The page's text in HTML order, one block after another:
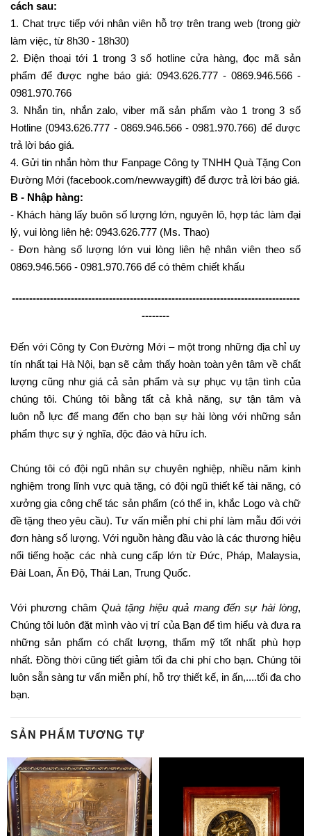
cách sau:
1. Chat trực tiếp với nhân viên hỗ trợ trên trang web (trong giờ
làm việc, từ 8h30 - 18h30)
2. Điện thoại tới 1 trong 3 số hotline cửa hàng, đọc mã sản
phẩm để được nghe báo giá: 0943.626.777 - 0869.946.566 -
0981.970.766
3. Nhắn tin, nhắn zalo, viber mã sản phẩm vào 1 trong 3 số
Hotline (0943.626.777 - 0869.946.566 - 0981.970.766) để được
trả lời báo giá.
4. Gửi tin nhắn hòm thư Fanpage Công ty TNHH Quà Tặng Con
Đường Mới (facebook.com/newwaygift) để được trả lời báo giá.
B - Nhập hàng:
- Khách hàng lấy buôn số lượng lớn, nguyên lô, hợp tác làm đại
lý, vui lòng liên hệ: 0943.626.777 (Ms. Thao)
- Đơn hàng số lượng lớn vui lòng liên hệ nhân viên theo số
0869.946.566 - 0981.970.766 để có thêm chiết khấu
-----------------------------------------------------------------------------------
--------
Đến với Công ty Con Đường Mới – một trong những địa chỉ uy
tín nhất tại Hà Nội, bạn sẽ cảm thấy hoàn toàn yên tâm về chất
lượng cũng như giá cả sản phẩm và sự phục vụ tận tình của
chúng tôi. Chúng tôi bằng tất cả khả năng, sự tận tâm và
luôn nỗ lực để mang đến cho bạn sự hài lòng với những sản
phẩm thực sự ý nghĩa, độc đáo và hữu ích.
Chúng tôi có đội ngũ nhân sự chuyên nghiệp, nhiều năm kinh
nghiệm trong lĩnh vực quà tặng, có đội ngũ thiết kế tài năng, có
xưởng gia công chế tác sản phẩm (có thể in, khắc Logo và chữ
đề tặng theo yêu cầu). Tư vấn miễn phí chi phí làm mẫu đối với
đơn hàng số lượng. Với nguồn hàng đầu vào là các thương hiệu
nổi tiếng hoặc các nhà cung cấp lớn từ Đức, Pháp, Malaysia,
Đài Loan, Ấn Độ, Thái Lan, Trung Quốc.
Với phương châmQuà tặng hiệu quả mang đến sự hài lòng,
Chúng tôi luôn đặt mình vào vị trí của Bạn để tìm hiểu và đưa ra
những sản phẩm có chất lượng, thẩm mỹ tốt nhất phù hợp
nhất. Đồng thời cũng tiết giảm tối đa chi phí cho bạn. Chúng tôi
luôn sẵn sàng tư vấn miễn phí, hỗ trợ thiết kế, in ấn,....tối đa cho
bạn.
SẢN PHẨM TƯƠNG TỰ